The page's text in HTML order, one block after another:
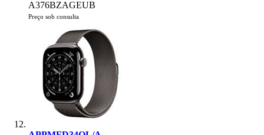
A376BZAGEUB
Preço sob consulta